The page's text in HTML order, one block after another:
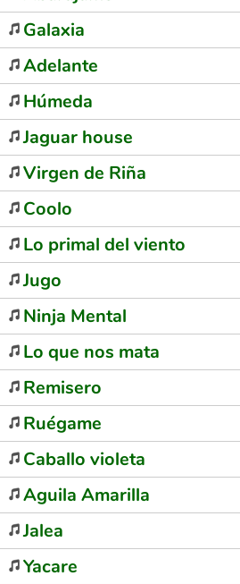
Galaxia
Adelante
Húmeda
Jaguar house
Virgen de Riña
Coolo
Lo primal del viento
Jugo
Ninja Mental
Lo que nos mata
Remisero
Ruégame
Caballo violeta
Aguila Amarilla
Jalea
Yacare